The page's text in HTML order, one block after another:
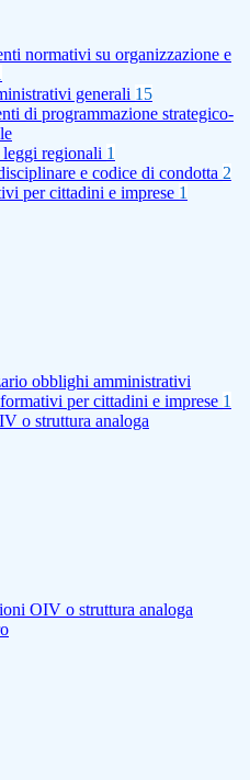
normativi su organizzazione e
generali 15
di programmazione strategico-
leggi regionali 1
e codice di condotta 2
per cittadini e imprese 1
obblighi amministrativi
per cittadini e imprese 1
o struttura analoga
OIV o struttura analoga